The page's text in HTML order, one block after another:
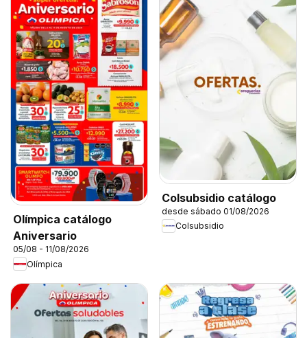
Olímpica catálogo
Aniversario
05/08 - 11/08/2026
Olímpica
Colsubsidio catálogo
desde sábado 01/08/2026
Colsubsidio